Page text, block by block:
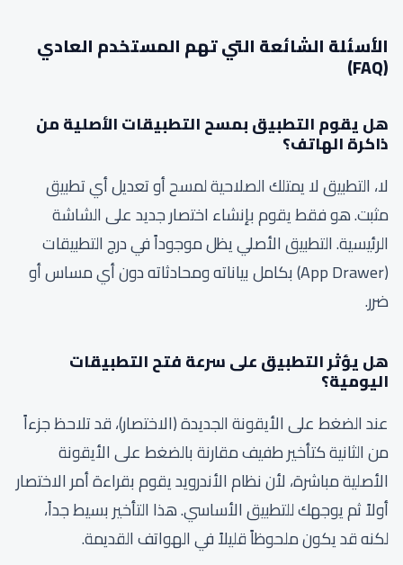
الأسئلة الشائعة التي تهم المستخدم العادي
(FAQ)
هل يقوم التطبيق بمسح التطبيقات الأصلية من
ذاكرة الهاتف؟
لا، التطبيق لا يمتلك الصلاحية لمسح أو تعديل أي تطبيق
مثبت. هو فقط يقوم بإنشاء اختصار جديد على الشاشة
الرئيسية. التطبيق الأصلي يظل موجوداً في درج التطبيقات
(App Drawer) بكامل بياناته ومحادثاته دون أي مساس أو
ضرر.
هل يؤثر التطبيق على سرعة فتح التطبيقات
اليومية؟
عند الضغط على الأيقونة الجديدة (الاختصار)، قد تلاحظ جزءاً
من الثانية كتأخير طفيف مقارنة بالضغط على الأيقونة
الأصلية مباشرة، لأن نظام الأندرويد يقوم بقراءة أمر الاختصار
أولاً ثم يوجهك للتطبيق الأساسي. هذا التأخير بسيط جداً،
لكنه قد يكون ملحوظاً قليلاً في الهواتف القديمة.